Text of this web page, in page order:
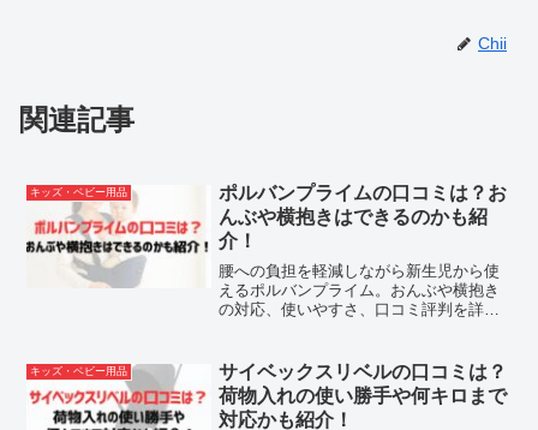
Chii
関連記事
キッズ・ベビー用品
ポルバンプライムの口コミは？お
んぶや横抱きはできるのかも紹
介！
腰への負担を軽減しながら新生児から使
えるポルバンプライム。おんぶや横抱き
の対応、使いやすさ、口コミ評判を詳し
キッズ・ベビー用品
サイベックスリベルの口コミは？
荷物入れの使い勝手や何キロまで
対応かも紹介！